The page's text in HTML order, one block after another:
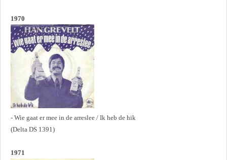
1970
- Wie gaat er mee in de arreslee / Ik heb de hik
(Delta DS 1391)
1971